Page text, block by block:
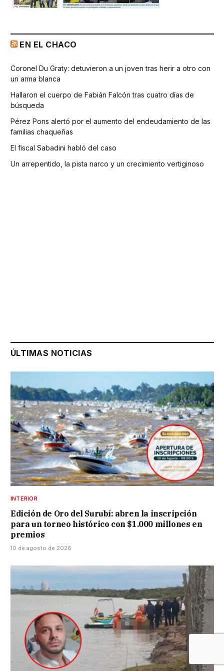
EN EL CHACO
Coronel Du Graty: detuvieron a un joven tras herir a otro con
un arma blanca
Hallaron el cuerpo de Fabián Falcón tras cuatro días de
búsqueda
Pérez Pons alertó por el aumento del endeudamiento de las
familias chaqueñas
El fiscal Sabadini habló del caso
Un arrepentido, la pista narco y un crecimiento vertiginoso
ÚLTIMAS NOTICIAS
INTERIOR
Edición de Oro del Surubí: abren la inscripción
para un torneo histórico con $1.000 millones en
premios
10 de agosto de 2026